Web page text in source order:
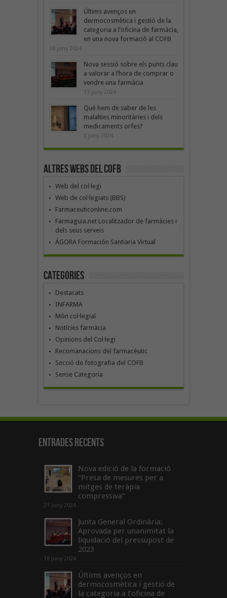
Últims avenços en
dermocosmètica i gestió de la
categoria a l’oficina de farmàcia,
en una nova formació al COFB
18 juny 2024
Nova sessió sobre els punts clau
a valorar a l’hora de comprar o
vendre una farmàcia
17 juny 2024
Què hem de saber de les
malalties minoritàries i dels
medicaments orfes?
3 juny 2024
Altres webs del COFB
Web del col·legi
Web de col·legiats (BBS)
Farmaceuticonline.com
Farmaguia.net Localitzador de farmàcies i
dels seus serveis
ÁGORA Formación Santiaria Virtual
Categories
Destacats
INFARMA
Món col·legial
Notícies farmàcia
Opinions del Col·legi
Recomanacions del farmacèutic
Secció de fotografia del COFB
Sense Categoria
Entrades recents
Nova edició de la formació
“Presa de mesures per a
mitges de teràpia
compressiva”
21 juny 2024
Junta General Ordinària:
Aprovada per unanimitat la
liquidació del pressupost de
2023
18 juny 2024
Últims avenços en
dermocosmètica i gestió de
la categoria a l’oficina de